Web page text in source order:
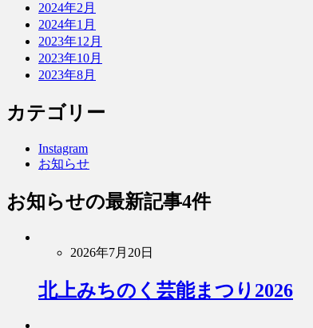
2024年2月
2024年1月
2023年12月
2023年10月
2023年8月
カテゴリー
Instagram
お知らせ
お知らせの最新記事4件
2026年7月20日
北上みちのく芸能まつり2026